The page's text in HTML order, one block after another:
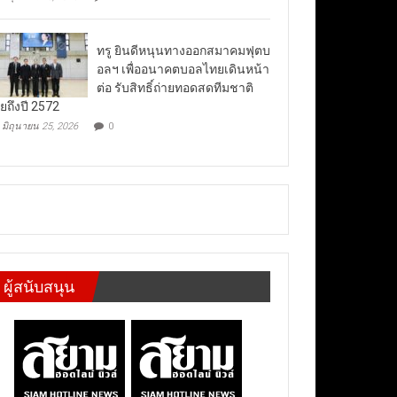
ทรู ยินดีหนุนทางออกสมาคมฟุตบ
อลฯ เพื่ออนาคตบอลไทยเดินหน้า
ต่อ รับสิทธิ์ถ่ายทอดสดทีมชาติ
ถึงปี 2572
มิถุนายน 25, 2026 0
ผู้สนับสนุน